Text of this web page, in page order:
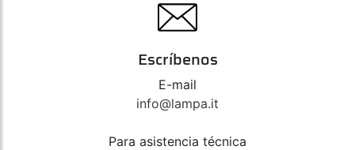
Escríbenos
E-mail
info@lampa.it
Para asistencia técnica